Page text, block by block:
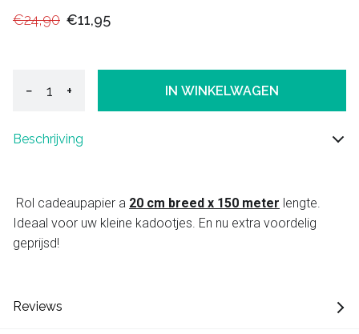
€24,90 €11,95
− + IN WINKELWAGEN
Beschrijving
Rol cadeaupapier a 20 cm breed x 150 meter lengte.
Ideaal voor uw kleine kadootjes. En nu extra voordelig
geprijsd!
Reviews